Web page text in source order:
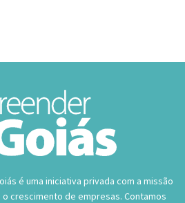
é uma iniciativa privada com a missão
crescimento de empresas. Contamos